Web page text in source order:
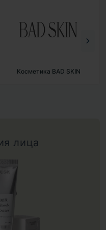
Косметика BAD SKIN
лица